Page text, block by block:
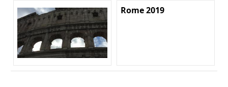
Rome 2019